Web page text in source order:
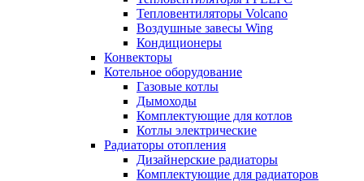
Тепловентиляторы Volcano
Воздушные завесы Wing
Кондиционеры
Конвекторы
Котельное оборудование
Газовые котлы
Дымоходы
Комплектующие для котлов
Котлы электрические
Радиаторы отопления
Дизайнерские радиаторы
Комплектующие для радиаторов